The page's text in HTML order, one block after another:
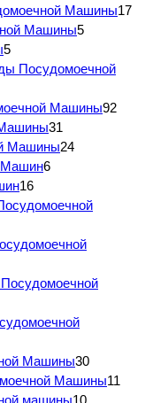
Машины17
Машины5
5
Посудомоечной
Машины92
31
Машины24
Машин6
16
Машины30
Машины11